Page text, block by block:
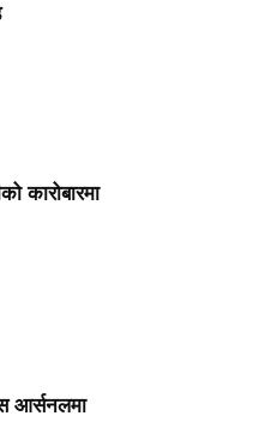
कारोबारमा
आर्सनलमा